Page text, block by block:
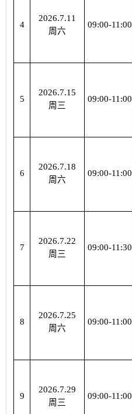
4
2026.7.11
周六
09:00-11:00
5
2026.7.15
周三
09:00-11:00
6
2026.7.18
周六
09:00-11:00
7
2026.7.22
周三
09:00-11:30
8
2026.7.25
周六
09:00-11:00
9
2026.7.29
周三
09:00-11:00